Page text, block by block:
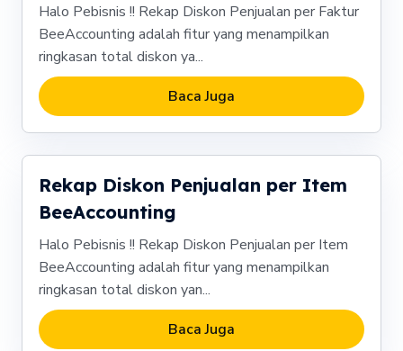
Halo Pebisnis !! Rekap Diskon Penjualan per Faktur
BeeAccounting adalah fitur yang menampilkan
ringkasan total diskon ya...
Baca Juga
Rekap Diskon Penjualan per Item
BeeAccounting
Halo Pebisnis !! Rekap Diskon Penjualan per Item
BeeAccounting adalah fitur yang menampilkan
ringkasan total diskon yan...
Baca Juga